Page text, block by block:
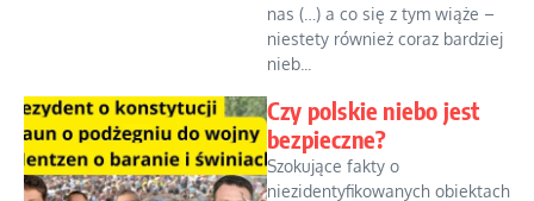
nas (…) a co się z tym wiąże –
niestety również coraz bardziej
nieb...
Czy polskie niebo jest
bezpieczne?
Szokujące fakty o
niezidentyfikowanych obiektach